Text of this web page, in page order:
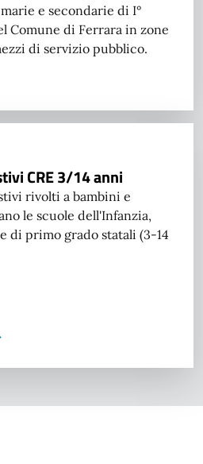
e secondarie di I°
Comune di Ferrara in zone
di servizio pubblico.
CRE 3/14 anni
rivolti a bambini e
le scuole dell'Infanzia,
di primo grado statali (3-14